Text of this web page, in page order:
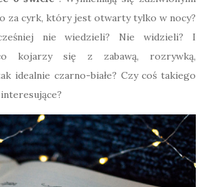
za cyrk, który jest otwarty tylko w nocy?
nie wiedzieli? Nie widzieli? I
kojarzy się z zabawą, rozrywką,
idealnie czarno-białe? Czy coś takiego